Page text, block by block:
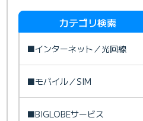
カテゴリ検索
■インターネット／光回線
■モバイル／SIM
■BIGLOBEサービス